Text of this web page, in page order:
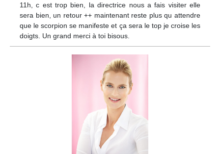
11h, c est trop bien, la directrice nous a fais visiter elle
sera bien, un retour ++ maintenant reste plus qu attendre
que le scorpion se manifeste et ça sera le top je croise les
doigts. Un grand merci à toi bisous.